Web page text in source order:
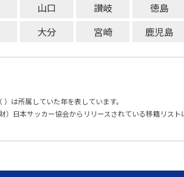
山口 讃岐 徳島
大分 宮崎 鹿児島
は所属していた年を表しています。
日本サッカー協会からリリースされている移籍リスト